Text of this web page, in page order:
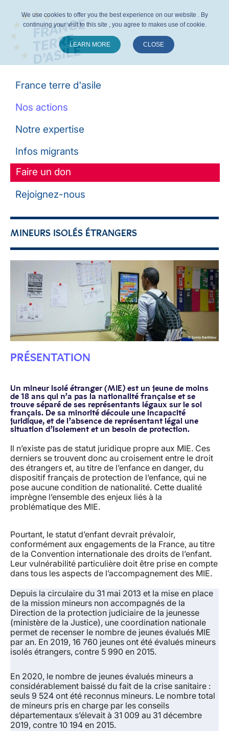
France terre d'asile
Nos actions
Notre expertise
Infos migrants
Faire un don
Rejoignez-nous
MINEURS ISOLÉS ÉTRANGERS
PRÉSENTATION
Un mineur isolé étranger (MIE) est un jeune de moins
de 18 ans qui n’a pas la nationalité française et se
trouve séparé de ses représentants légaux sur le sol
français. De sa minorité découle une incapacité
juridique, et de l’absence de représentant légal une
situation d’isolement et un besoin de protection.
Il n’existe pas de statut juridique propre aux MIE. Ces
derniers se trouvent donc au croisement entre le droit
des étrangers et, au titre de l’enfance en danger, du
dispositif français de protection de l’enfance, qui ne
pose aucune condition de nationalité. Cette dualité
imprègne l’ensemble des enjeux liés à la
problématique des MIE.
Pourtant, le statut d’enfant devrait prévaloir,
conformément aux engagements de la France, au titre
de la Convention internationale des droits de l’enfant.
Leur vulnérabilité particulière doit être prise en compte
dans tous les aspects de l’accompagnement des MIE.
Depuis la circulaire du 31 mai 2013 et la mise en place
de la mission mineurs non accompagnés de la
Direction de la protection judiciaire de la jeunesse
(ministère de la Justice), une coordination nationale
permet de recenser le nombre de jeunes évalués MIE
par an. En 2019, 16 760 jeunes ont été évalués mineurs
isolés étrangers, contre 5 990 en 2015.
En 2020, le nombre de jeunes évalués mineurs a
considérablement baissé du fait de la crise sanitaire :
seuls 9 524 ont été reconnus mineurs. Le nombre total
de mineurs pris en charge par les conseils
départementaux s’élevait à 31 009 au 31 décembre
2019, contre 10 194 en 2015.
We use cookies to offer you the best experience on our website . By
continuing your visit to this site , you agree to makes use of cookie.
LEARN MORE CLOSE